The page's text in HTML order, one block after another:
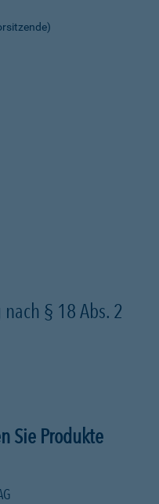
§ 18 Abs. 2
Sie Produkte